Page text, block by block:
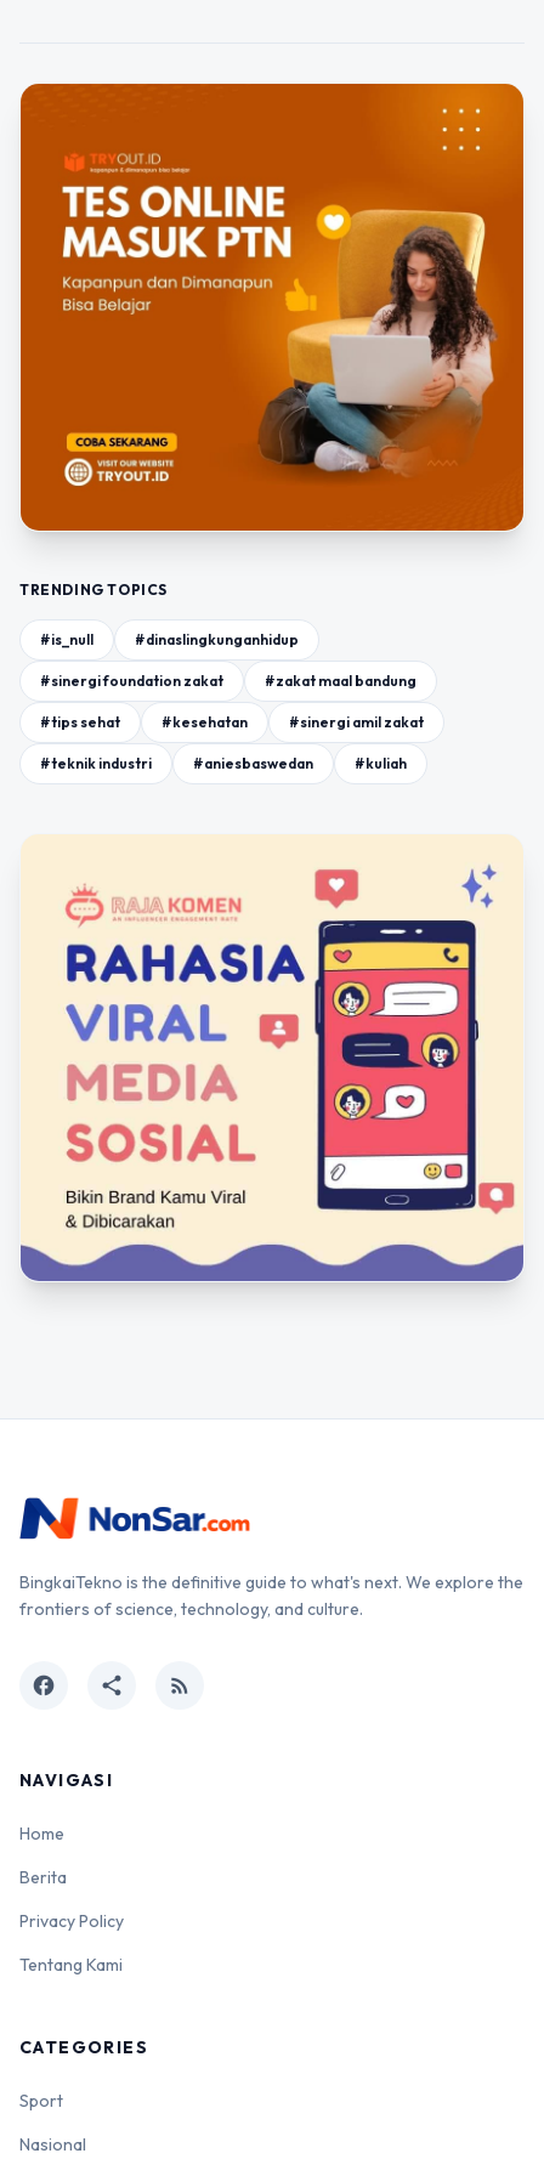
TRENDING TOPICS
#is_null #dinaslingkunganhidup
#sinergi foundation zakat #zakat maal bandung
#tips sehat #kesehatan #sinergi amil zakat
#teknik industri #aniesbaswedan #kuliah
BingkaiTekno is the definitive guide to what's next. We explore the
frontiers of science, technology, and culture.
facebook share rss_feed
NAVIGASI
Home
Berita
Privacy Policy
Tentang Kami
CATEGORIES
Sport
Nasional